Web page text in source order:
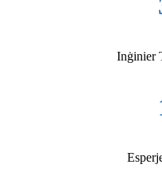
Inġinier